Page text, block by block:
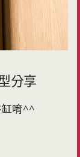
分享
缸唷^^